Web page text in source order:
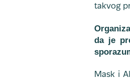
takvog
da je
Mask i